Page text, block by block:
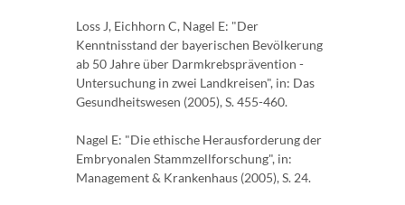
Loss J, Eichhorn C, Nagel E: "Der
Kenntnisstand der bayerischen Bevölkerung
ab 50 Jahre über Darmkrebsprävention -
Untersuchung in zwei Landkreisen", in: Das
Gesundheitswesen (2005), S. 455-460.
Nagel E: "Die ethische Herausforderung der
Embryonalen Stammzellforschung", in:
Management & Krankenhaus (2005), S. 24.